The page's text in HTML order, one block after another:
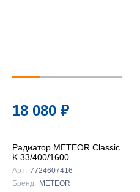
18 080 ₽
Радиатор METEOR Classic
K 33/400/1600
Арт: 7724607416
Бренд: METEOR